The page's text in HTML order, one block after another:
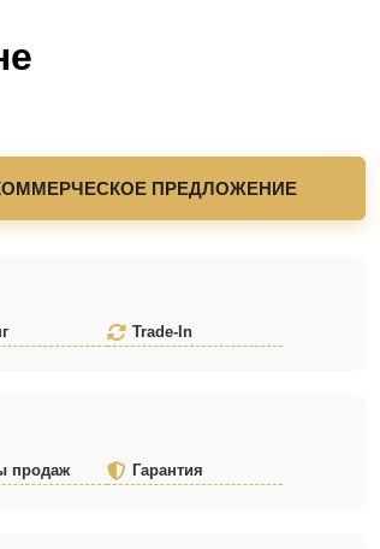
ПРЕДЛОЖЕНИЕ
Trade-In
продаж Гарантия